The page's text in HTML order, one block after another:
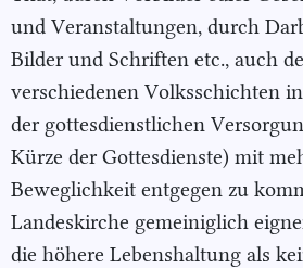
und Veranstaltungen, durch
Bilder und Schriften etc., auch
verschiedenen Volksschichten
der gottesdienstlichen
Kürze der Gottesdienste) mit
Beweglichkeit entgegen zu
Landeskirche gemeiniglich
die höhere Lebenshaltung als